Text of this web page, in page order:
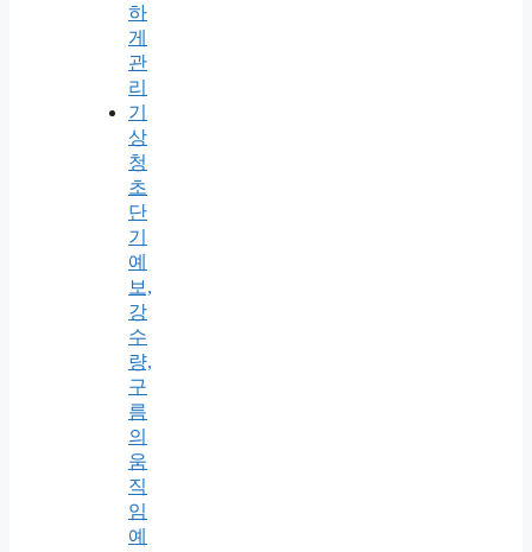
하
게
관
리
기
상
청
초
단
기
예
보,
강
수
량,
구
름
의
움
직
임
예